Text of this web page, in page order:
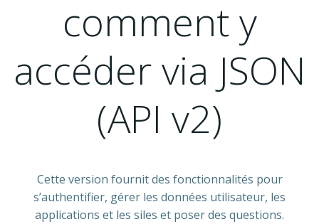
comment y
accéder via JSON
(API v2)
Cette version fournit des fonctionnalités pour
s’authentifier, gérer les données utilisateur, les
applications et les siles et poser des questions.